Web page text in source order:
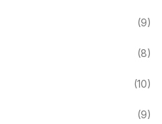
(9)
(8)
(10)
(9)